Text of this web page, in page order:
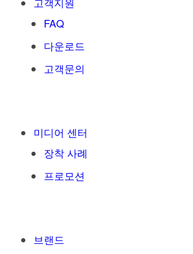
FAQ
다운로드
고객문의
미디어 센터
장착 사례
프로모션
브랜드